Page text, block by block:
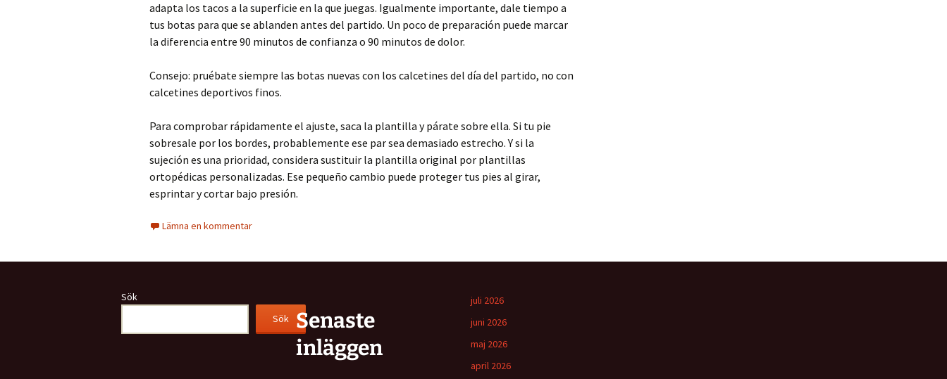
adapta los tacos a la superficie en la que juegas. Igualmente importante, dale tiempo a
tus botas para que se ablanden antes del partido. Un poco de preparación puede marcar
la diferencia entre 90 minutos de confianza o 90 minutos de dolor.
Consejo: pruébate siempre las botas nuevas con los calcetines del día del partido, no con
calcetines deportivos finos.
Para comprobar rápidamente el ajuste, saca la plantilla y párate sobre ella. Si tu pie
sobresale por los bordes, probablemente ese par sea demasiado estrecho. Y si la
sujeción es una prioridad, considera sustituir la plantilla original por plantillas
ortopédicas personalizadas. Ese pequeño cambio puede proteger tus pies al girar,
esprintar y cortar bajo presión.
Lämna en kommentar
Sök
Sök
Senaste
inläggen
juli 2026
juni 2026
maj 2026
april 2026